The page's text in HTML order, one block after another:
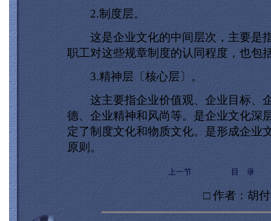
2.制度层。
这是企业文化的中间层次，主要是
职工对这些规章制度的认同程度，也包
3.精神层〔核心层〕。
这主要指企业价值观、企业目标、
德、企业精神和风尚等。是企业文化深
定了制度文化和物质文化。是形成企业
原则。
上一节 目 录
□ 作者：胡